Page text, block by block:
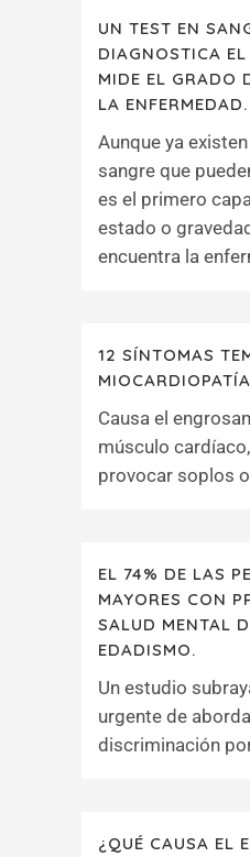
UN TEST EN
DIAGNOSTICA
MIDE EL GRADO
LA ENFERMEDAD.
Aunque ya
sangre que
es el primero
estado o
encuentra la
12 SÍNTOMAS
Causa el
músculo
provocar soplos
EL 74% DE LAS
MAYORES CON
SALUD MENTAL
EDADISMO.
Un estudio
urgente de
discriminación
¿QUÉ CAUSA EL